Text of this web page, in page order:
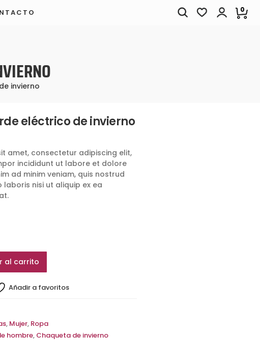
invierno
eléctrico de invierno
amet, consectetur adipiscing elit,
incididunt ut labore et dolore
ad minim veniam, quis nostrud
nisi ut aliquip ex ea
al carrito
Añadir a favoritos
, Mujer, Ropa
hombre, Chaqueta de invierno
0